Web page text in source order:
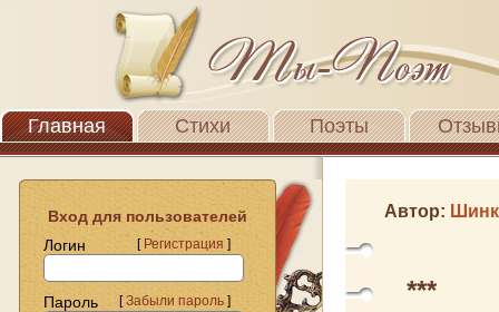
Главная Стихи Поэты
Вход для пользователей
Логин
[Регистрация]
Пароль [Забыли пароль]
Автор:
***